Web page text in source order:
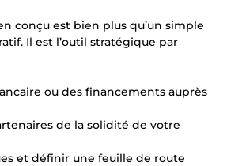
conçu est bien plus qu’un simple
Il est l’outil stratégique par
ou des financements auprès
de la solidité de votre
et définir une feuille de route